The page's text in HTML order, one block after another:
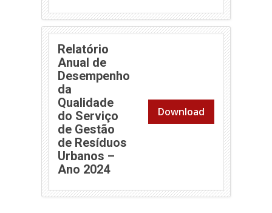
Relatório
Anual de
Desempenho
da
Qualidade
do Serviço
de Gestão
de Resíduos
Urbanos –
Ano 2024(abre em nova janela)
Download